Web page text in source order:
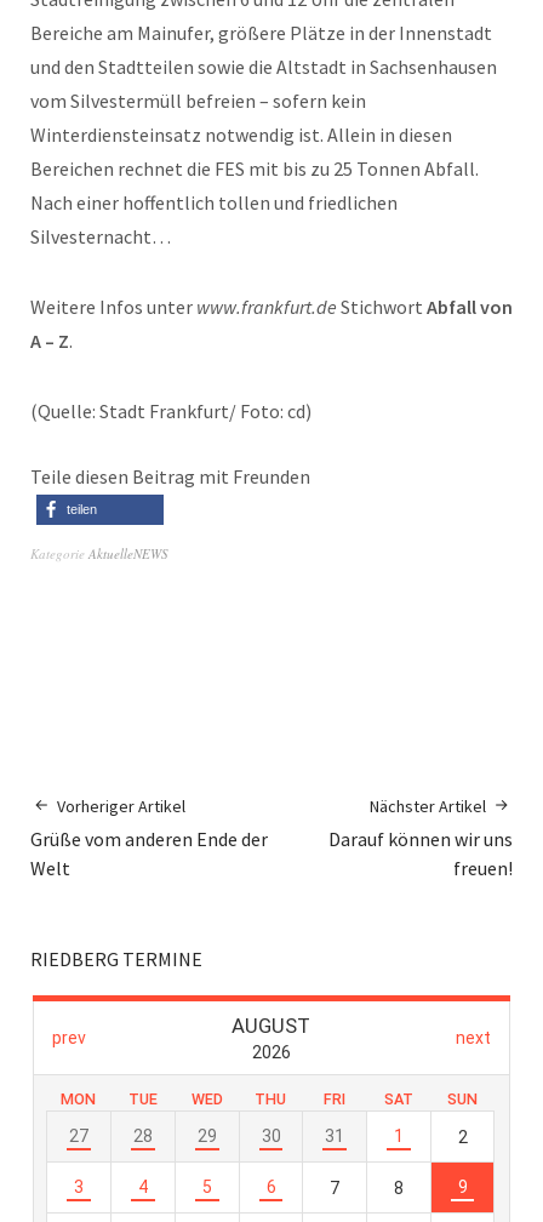
Bereiche am Mainufer, größere Plätze in der Innenstadt
und den Stadtteilen sowie die Altstadt in Sachsenhausen
vom Silvestermüll befreien – sofern kein
Winterdiensteinsatz notwendig ist. Allein in diesen
Bereichen rechnet die FES mit bis zu 25 Tonnen Abfall.
Nach einer hoffentlich tollen und friedlichen
Silvesternacht…
Weitere Infos unter www.frankfurt.de Stichwort Abfall von
A – Z.
(Quelle: Stadt Frankfurt/ Foto: cd)
Teile diesen Beitrag mit Freunden
teilen
Kategorie AktuelleNEWS
Vorheriger Artikel
Grüße vom anderen Ende der
Welt
Nächster Artikel
Darauf können wir uns
freuen!
RIEDBERG TERMINE